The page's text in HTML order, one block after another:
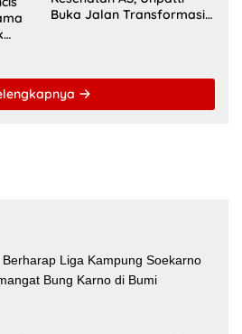
Buka Jalan Transformasi